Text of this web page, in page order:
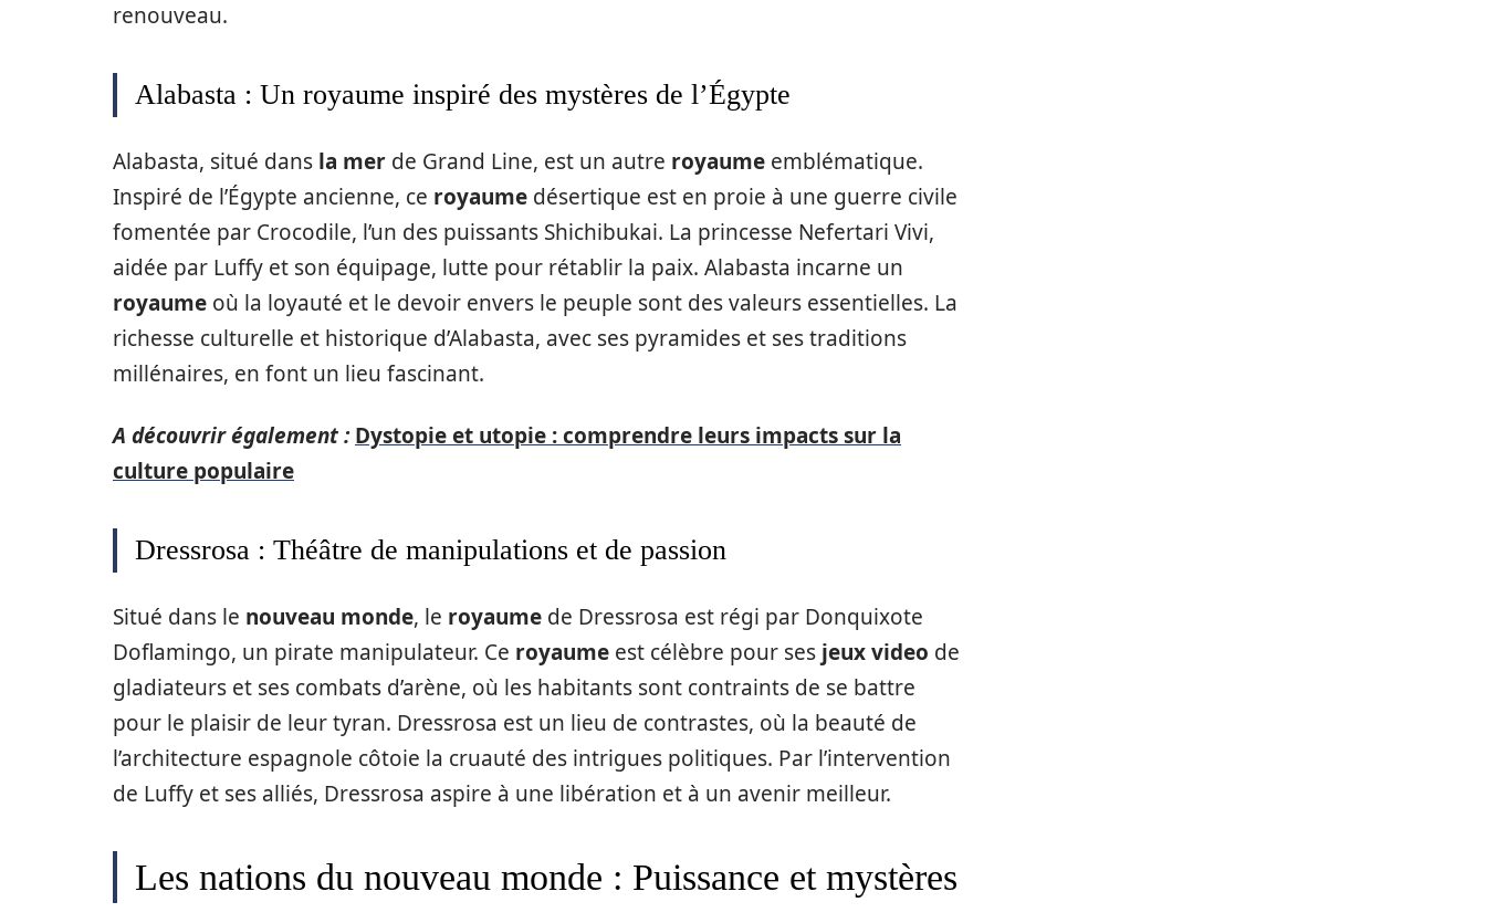
renouveau.
Alabasta : Un royaume inspiré des mystères de l’Égypte
Alabasta, situé dans la mer de Grand Line, est un autre royaume emblématique.
Inspiré de l’Égypte ancienne, ce royaume désertique est en proie à une guerre civile
fomentée par Crocodile, l’un des puissants Shichibukai. La princesse Nefertari Vivi,
aidée par Luffy et son équipage, lutte pour rétablir la paix. Alabasta incarne un
royaume où la loyauté et le devoir envers le peuple sont des valeurs essentielles. La
richesse culturelle et historique d’Alabasta, avec ses pyramides et ses traditions
millénaires, en font un lieu fascinant.
A découvrir également : Dystopie et utopie : comprendre leurs impacts sur la
culture populaire
Dressrosa : Théâtre de manipulations et de passion
Situé dans le nouveau monde, le royaume de Dressrosa est régi par Donquixote
Doflamingo, un pirate manipulateur. Ce royaume est célèbre pour ses jeux video de
gladiateurs et ses combats d’arène, où les habitants sont contraints de se battre
pour le plaisir de leur tyran. Dressrosa est un lieu de contrastes, où la beauté de
l’architecture espagnole côtoie la cruauté des intrigues politiques. Par l’intervention
de Luffy et ses alliés, Dressrosa aspire à une libération et à un avenir meilleur.
Les nations du nouveau monde : Puissance et mystères